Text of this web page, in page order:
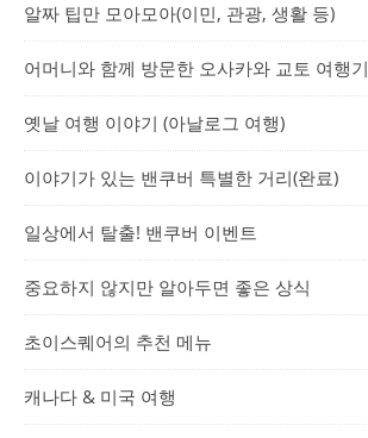
알짜 팁만 모아모아(이민, 관광, 생활 등)
어머니와 함께 방문한 오사카와 교토 여행기
옛날 여행 이야기 (아날로그 여행)
이야기가 있는 밴쿠버 특별한 거리(완료)
일상에서 탈출! 밴쿠버 이벤트
중요하지 않지만 알아두면 좋은 상식
초이스퀘어의 추천 메뉴
캐나다 & 미국 여행